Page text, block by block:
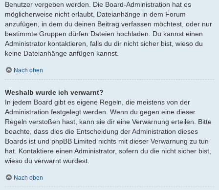
Benutzer vergeben werden. Die Board-Administration hat es
möglicherweise nicht erlaubt, Dateianhänge in dem Forum
anzufügen, in dem du deinen Beitrag verfassen möchtest, oder nur
bestimmte Gruppen dürfen Dateien hochladen. Du kannst einen
Administrator kontaktieren, falls du dir nicht sicher bist, wieso du
keine Dateianhänge anfügen kannst.
Nach oben
Weshalb wurde ich verwarnt?
In jedem Board gibt es eigene Regeln, die meistens von der
Administration festgelegt werden. Wenn du gegen eine dieser
Regeln verstoßen hast, kann sie dir eine Verwarnung erteilen. Bitte
beachte, dass dies die Entscheidung der Administration dieses
Boards ist und phpBB Limited nichts mit dieser Verwarnung zu tun
hat. Kontaktiere einen Administrator, sofern du die nicht sicher bist,
wieso du verwarnt wurdest.
Nach oben